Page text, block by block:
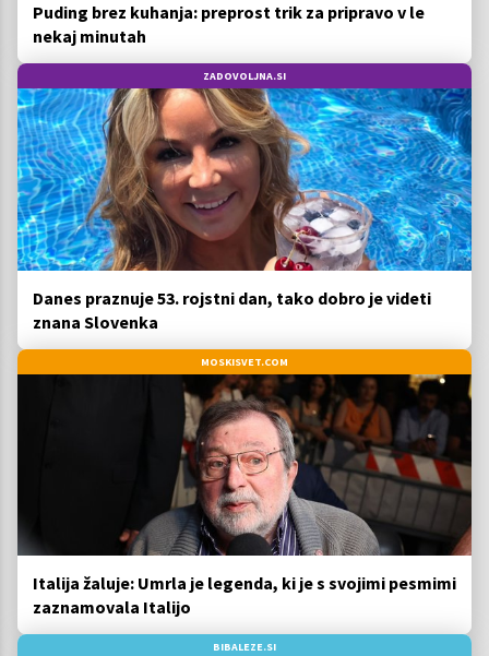
Puding brez kuhanja: preprost trik za pripravo v le
nekaj minutah
ZADOVOLJNA.SI
Danes praznuje 53. rojstni dan, tako dobro je videti
znana Slovenka
MOSKISVET.COM
Italija žaluje: Umrla je legenda, ki je s svojimi pesmimi
zaznamovala Italijo
BIBALEZE.SI